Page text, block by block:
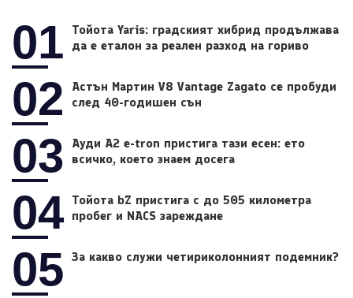
01
Тойота Yaris: градският хибрид продължава
да е еталон за реален разход на гориво
02
Астън Мартин V8 Vantage Zagato се пробуди
след 40-годишен сън
03
Ауди A2 e-tron пристига тази есен: ето
всичко, което знаем досега
04 Тойота bZ пристига с до 505 километра
пробег и NACS зареждане
05 За какво служи четириколонният подемник?